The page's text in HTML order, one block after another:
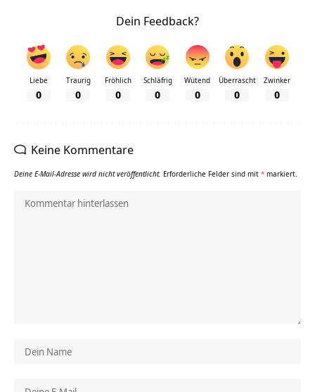
Dein Feedback?
Liebe
0
Traurig
0
Fröhlich
0
Schläfrig
0
Wütend
0
Überrascht
0
Zwinker
0
Keine Kommentare
Deine E-Mail-Adresse wird nicht veröffentlicht. Erforderliche Felder sind mit * markiert.